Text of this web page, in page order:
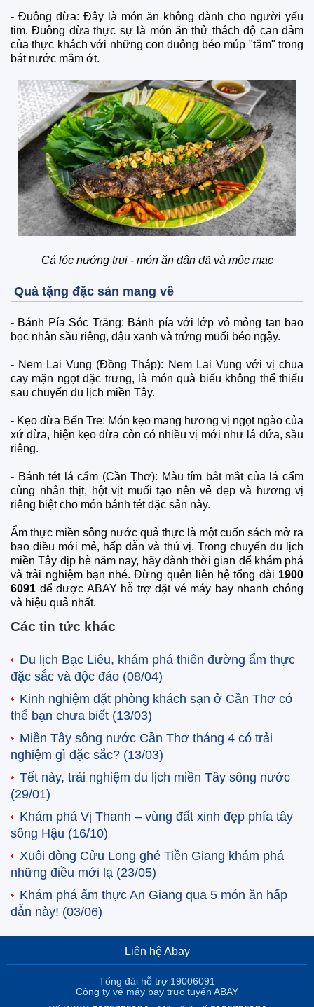
- Đuông dừa: Đây là món ăn không dành cho người yếu
tim. Đuông dừa thực sự là món ăn thử thách độ can đảm
của thực khách với những con đuông béo múp "tắm" trong
bát nước mắm ớt.
Cá lóc nướng trui - món ăn dân dã và mộc mạc
Quà tặng đặc sản mang về
- Bánh Pía Sóc Trăng: Bánh pía với lớp vỏ mỏng tan bao
bọc nhân sầu riêng, đậu xanh và trứng muối béo ngậy.
- Nem Lai Vung (Đồng Tháp): Nem Lai Vung với vị chua
cay mặn ngọt đặc trưng, là món quà biếu không thể thiếu
sau chuyến du lịch miền Tây.
- Kẹo dừa Bến Tre: Món kẹo mang hương vị ngọt ngào của
xứ dừa, hiện kẹo dừa còn có nhiều vị mới như lá dứa, sầu
riêng.
- Bánh tét lá cẩm (Cần Thơ): Màu tím bắt mắt của lá cẩm
cùng nhân thịt, hột vịt muối tạo nên vẻ đẹp và hương vị
riêng biệt cho món bánh tét đặc sản này.
Ẩm thực miền sông nước quả thực là một cuốn sách mở ra
bao điều mới mẻ, hấp dẫn và thú vị. Trong chuyến du lịch
miền Tây dịp hè năm nay, hãy dành thời gian để khám phá
và trải nghiệm bạn nhé. Đừng quên liên hệ tổng đài 1900
6091 để được ABAY hỗ trợ đặt vé máy bay nhanh chóng
và hiệu quả nhất.
Các tin tức khác
Du lịch Bạc Liêu, khám phá thiên đường ẩm thực
đặc sắc và độc đáo (08/04)
Kinh nghiệm đặt phòng khách sạn ở Cần Thơ có
thể bạn chưa biết (13/03)
Miền Tây sông nước Cần Thơ tháng 4 có trải
nghiệm gì đặc sắc? (13/03)
Tết này, trải nghiệm du lịch miền Tây sông nước
(29/01)
Khám phá Vị Thanh – vùng đất xinh đẹp phía tây
sông Hậu (16/10)
Xuôi dòng Cửu Long ghé Tiền Giang khám phá
những điều mới lạ (23/05)
Khám phá ẩm thực An Giang qua 5 món ăn hấp
dẫn này! (03/06)
Liên hệ Abay
Tổng đài hỗ trợ 19006091
Công ty vé máy bay trực tuyến ABAY